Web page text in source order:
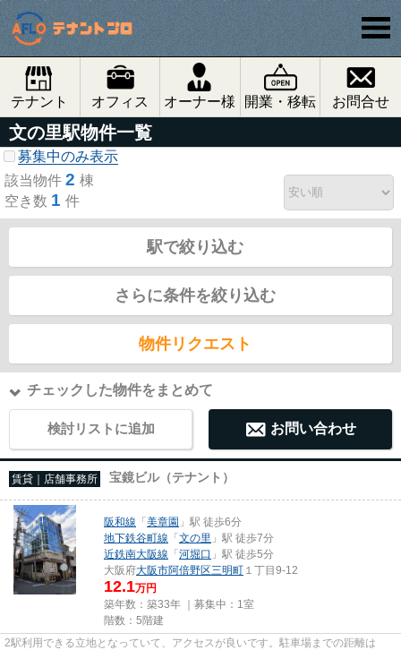
テナント オフィス オーナー様 開業・移転 お問合せ
文の里駅物件一覧
募集中のみ表示
該当物件 2 棟
空き数 1 件
駅で絞り込む
さらに条件を絞り込む
物件リクエスト
チェックした物件をまとめて
検討リストに追加 お問い合わせ
賃貸｜店舗事務所 宝鏡ビル（テナント）
阪和線 「美章園 」駅 徒歩6分
地下鉄谷町線 「文の里 」駅 徒歩7分
近鉄南大阪線 「河堀口 」駅 徒歩5分
大阪府大阪市阿倍野区三明町 １丁目9‐12
12.1万円
築年数：築33年 ｜募集中： 1室
階数：5階建
2駅利用できる立地となっていて、アクセスが良いです。駐車場までの距離は